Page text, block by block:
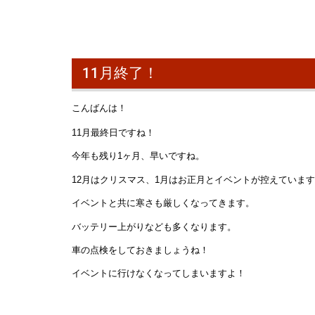
11月終了！
こんばんは！
11月最終日ですね！
今年も残り1ヶ月、早いですね。
12月はクリスマス、1月はお正月とイベントが控えています
イベントと共に寒さも厳しくなってきます。
バッテリー上がりなども多くなります。
車の点検をしておきましょうね！
イベントに行けなくなってしまいますよ！